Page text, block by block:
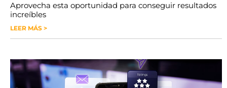
Aprovecha esta oportunidad para conseguir resultados
increíbles
LEER MÁS >